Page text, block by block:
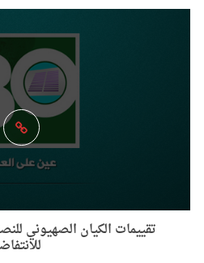
تقييمات الكيان الصهيوني